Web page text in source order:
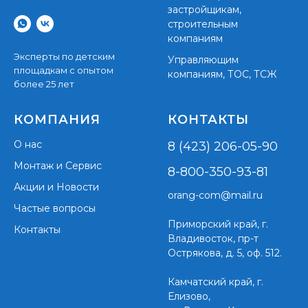
Эксперты по детским
площадкам с опытом
более 25 лет
застройщикам,
строительным
компаниям
Управляющим
компаниям, ТОС, ТСЖ
КОМПАНИЯ
О нас
Монтаж и Сервис
Акции и Новости
Частые вопросы
Контакты
КОНТАКТЫ
8 (423) 206-05-90
8-800-350-93-81
orang-com@mail.ru
Приморский край, г.
Владивосток, пр-т
Острякова, д. 5, оф. 512.
Камчатский край, г.
Елизово,